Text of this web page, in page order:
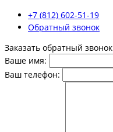
+7 (812) 602-51-19
Обратный звонок
Заказать обратный звонок
Ваше имя:
Ваш телефон: